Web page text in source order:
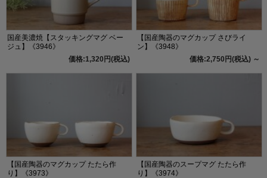
国産美濃焼【スタッキングマグ ベー
ジュ】《3946》
価格:1,320円(税込)
【国産陶器のマグカップ さびライ
ン】《3948》
価格:2,750円(税込) ～
【国産陶器のマグカップ たたら作
り】《3973》
【国産陶器のスープマグ たたら作
り】《3974》